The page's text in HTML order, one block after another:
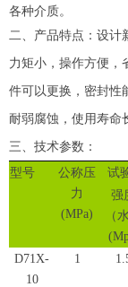
各种介质。
二、 产品特点：设计
力矩小，操作方便，
件可以更换，密封性
耐弱腐蚀，使用寿命
三、技术参数：
型号
公称压
力
(MPa)
试
强
（
D71X-
10
1